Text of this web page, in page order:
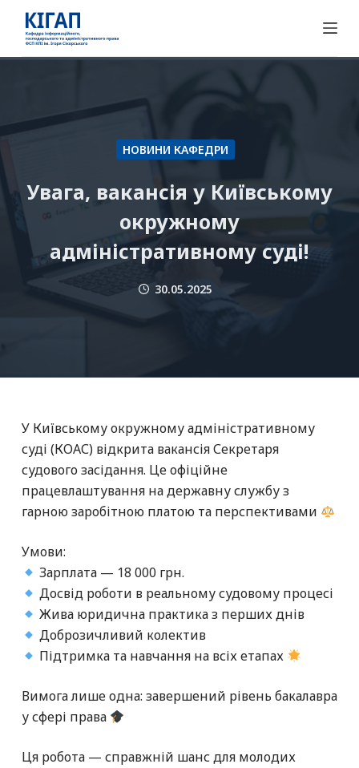
р
НОВИНИ КАФЕДРИ
Увага, вакансія у Київському
окружному
адміністративному суді!
30.05.2025
У Київському окружному адміністративному
суді (КОАС) відкрита вакансія Секретаря
судового засідання. Це офіційне
працевлаштування на державну службу з
гарною заробітною платою та перспективами
Умови:
Зарплата — 18 000 грн.
Досвід роботи в реальному судовому процесі
Жива юридична практика з перших днів
Доброзичливий колектив
Підтримка та навчання на всіх етапах
Вимога лише одна: завершений рівень бакалавра
у сфері права
Ця робота — справжній шанс для молодих